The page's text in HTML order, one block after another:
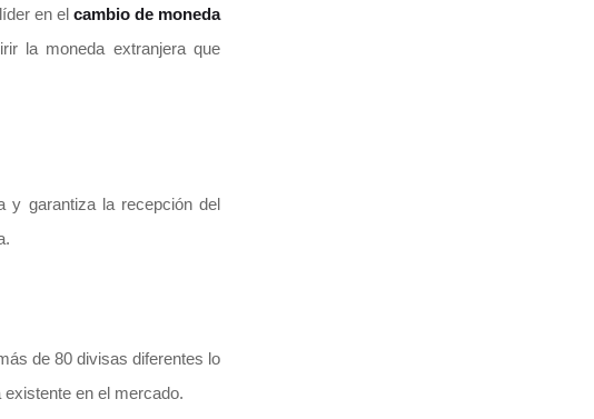
en el cambio de moneda
la moneda extranjera que
y garantiza la recepción del
de 80 divisas diferentes lo
en el mercado.